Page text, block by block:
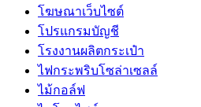
โฆษณาเว็บไซต์
โปรแกรมบัญชี
โรงงานผลิตกระเป๋า
ไฟกระพริบโซล่าเซลล์
ไม้กอล์ฟ